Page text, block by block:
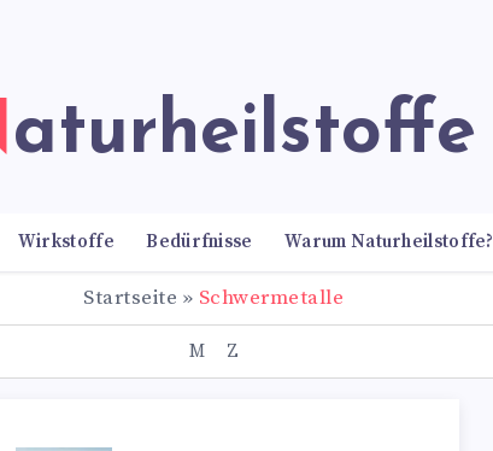
Naturheilstoffe
Wirkstoffe Bedürfnisse Warum Naturheilstoffe?
Startseite » Schwermetalle
M Z